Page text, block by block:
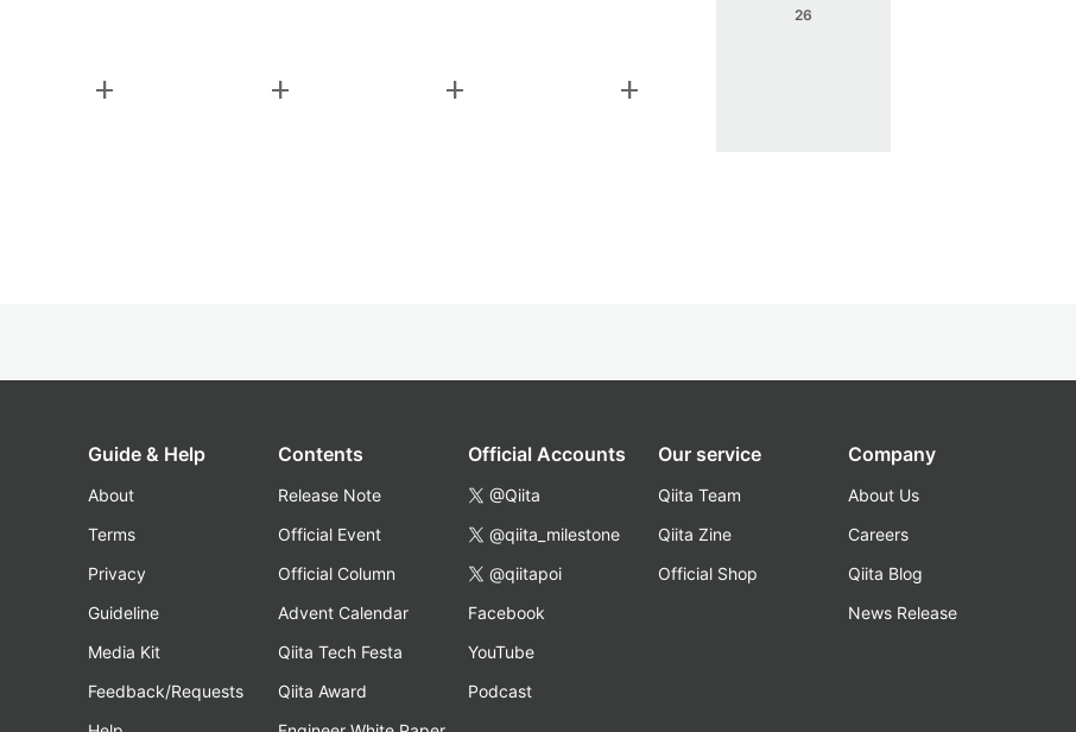
add add add add
26
Guide & Help
About
Terms
Privacy
Guideline
Media Kit
Feedback/Requests
Contents
Release Note
Official Event
Official Column
Advent Calendar
Qiita Tech Festa
Qiita Award
Official Accounts
@Qiita
@qiita_milestone
@qiitapoi
Facebook
YouTube
Podcast
Our service
Qiita Team
Qiita Zine
Official Shop
Company
About Us
Careers
Qiita Blog
News Release